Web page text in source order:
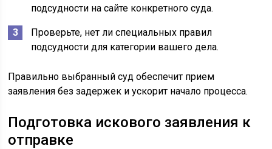
подсудности на сайте конкретного суда.
Проверьте, нет ли специальных правил
подсудности для категории вашего дела.
Правильно выбранный суд обеспечит прием
заявления без задержек и ускорит начало процесса.
Подготовка искового заявления к
отправке